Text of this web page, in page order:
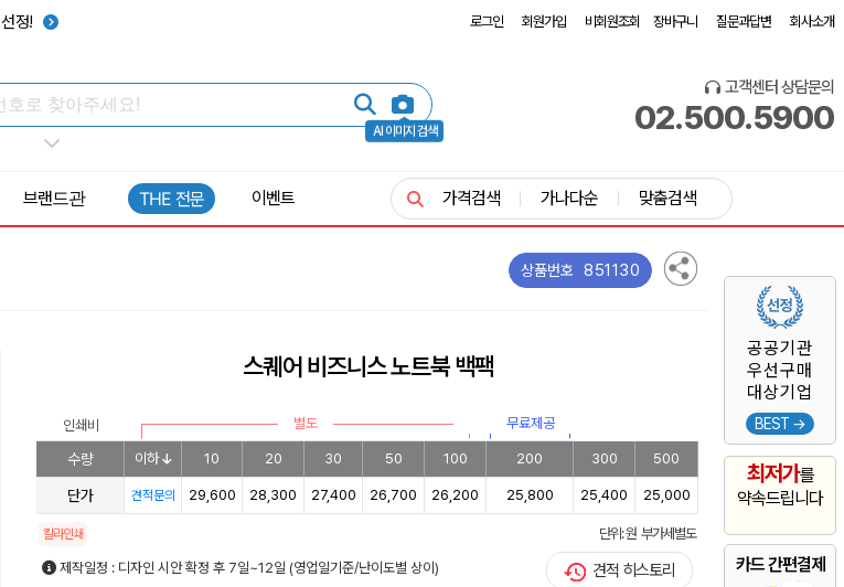
선정! 로그인 회원가입 비회원조회 장바구니 질문과답변 회사소개
AI 이미지 검색
고객센터 상담문의
02.500.5900
공공기관
우선구매
대상기업
BEST →
최저가를
약속드립니다
카드 간편결제
브랜드관 THE 전문 이벤트 가격검색 가나다순 맞춤검색
상품번호 851130
스퀘어 비즈니스 노트북 백팩
인쇄비 별도 무료제공
수량 이하 10 20 30 50 100 200 300 500
단가 견적문의 29,600 28,300 27,400 26,700 26,200 25,800 25,400 25,000
칼라인쇄 단위: 원 부가세별도
제작일정 : 디자인 시안 확정 후 7일~12일 (영업일기준/난이도별 상이) 견적 히스토리